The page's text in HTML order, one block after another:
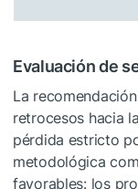
Evaluación de
La
retrocesos hacia
pérdida estricto
metodológica
favorables: los